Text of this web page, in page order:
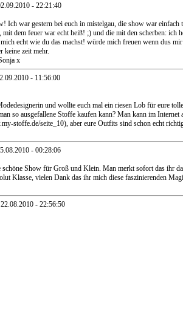
- 22:21:40
Ich war gestern bei euch in mistelgau, die show war einfach
dem feuer war echt heiß! ;) und die mit den scherben: ich
echt wie du das machst! würde mich freuen wenn dus
keine zeit mehr.
x
- 11:56:00
und wollte euch mal ein riesen Lob für eure
so ausgefallene Stoffe kaufen kann? Man kann im Internet
stoffe.de/seite_10), aber eure Outfits sind schon echt
- 00:28:06
schöne Show für Groß und Klein. Man merkt sofort das ihr
Klasse, vielen Dank das ihr mich diese faszinierenden
- 22:56:50
in Warmensteinach eine tolle Zirkus-Show abgeliefert. Bei